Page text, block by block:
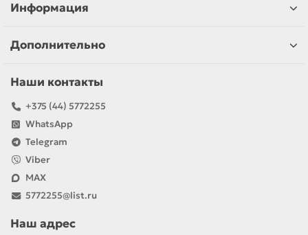
Информация
Дополнительно
Наши контакты
+375 (44) 5772255
WhatsApp
Telegram
Viber
MAX
5772255@list.ru
Наш адрес